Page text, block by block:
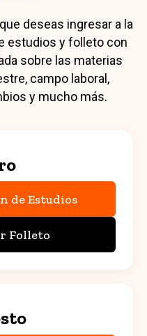
deseas ingresar a la
estudios y folleto con
sobre las materias
campo laboral,
y mucho más.
de Estudios
Folleto